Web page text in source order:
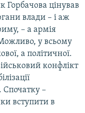
Горбачова цінував
влади – і аж
– а армія
у всьому
а політичної.
конфлікт
Спочатку –
вступити в